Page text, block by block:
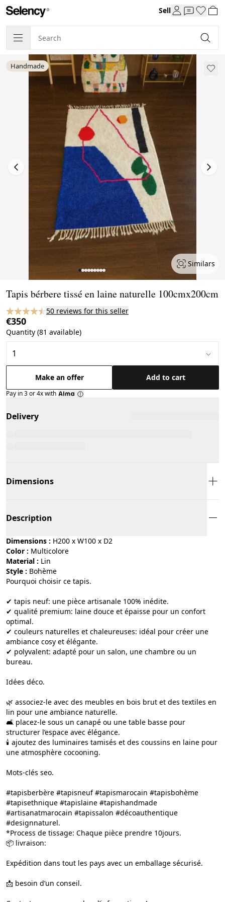
Sell
Handmade
Similars
Tapis bérbere tissé en laine naturelle 100cmx200cm
50 reviews for this seller
€350
Quantity (81 available)
Make an offer Add to cart
Pay in 3 or 4x with
Delivery
Dimensions
Description
Dimensions : H200 x W100 x D2
Color :
multicolore
Material :
lin
Style :
bohème
Pourquoi choisir ce tapis.
✔ tapis neuf: une pièce artisanale 100% inédite.
✔ qualité premium: laine douce et épaisse pour un confort
optimal.
✔ couleurs naturelles et chaleureuses: idéal pour créer une
ambiance cosy et élégante.
✔ polyvalent: adapté pour un salon, une chambre ou un
bureau.
Idées déco.
🌿 associez-le avec des meubles en bois brut et des textiles en
lin pour une ambiance naturelle.
🛋️ placez-le sous un canapé ou une table basse pour
structurer l’espace avec élégance.
🕯️ ajoutez des luminaires tamisés et des coussins en laine pour
une atmosphère cocooning.
Mots-clés seo.
#tapisberbère #tapisneuf #tapismarocain #tapisbohème
#tapisethnique #tapislaine #tapishandmade
#artisanatmarocain #tapissalon #décoauthentique
#designnaturel.
*Process de tissage: Chaque pièce prendre 10jours.
📦 livraison:
Expédition dans tout les pays avec un emballage sécurisé.
📩 besoin d’un conseil.